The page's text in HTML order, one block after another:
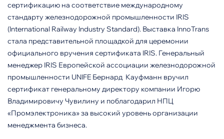
сертификацию на соответствие международному
стандарту железнодорожной промышленности IRIS
(International Railway Industry Standard). Выставка InnoTrans
стала представительной площадкой для церемонии
официального вручения сертификата IRIS. Генеральный
менеджер IRIS Европейской ассоциации железнодорожной
промышленности UNIFE Бернард Кауфманн вручил
сертификат генеральному директору компании Игорю
Владимировичу Чувилину и поблагодарил НПЦ
«Промэлектроника» за высокий уровень организации
менеджмента бизнеса.